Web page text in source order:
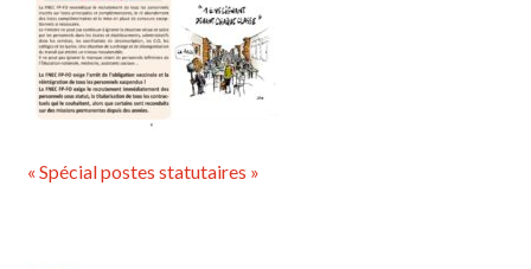
« Spécial postes statutaires »